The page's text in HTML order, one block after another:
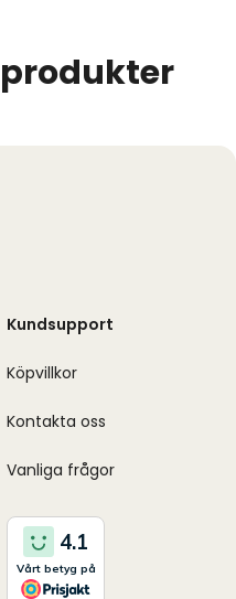
Kundsupport
Köpvillkor
Kontakta oss
Vanliga frågor